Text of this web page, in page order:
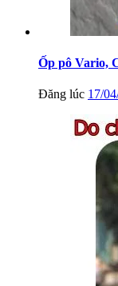
Ốp pô Vario,
Đăng lúc 17/